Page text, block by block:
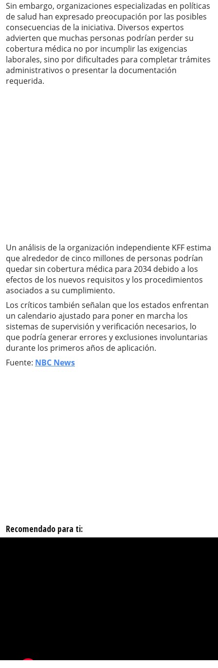
Sin embargo, organizaciones especializadas en políticas
de salud han expresado preocupación por las posibles
consecuencias de la iniciativa. Diversos expertos
advierten que muchas personas podrían perder su
cobertura médica no por incumplir las exigencias
laborales, sino por dificultades para completar trámites
administrativos o presentar la documentación
requerida.
Un análisis de la organización independiente KFF estima
que alrededor de cinco millones de personas podrían
quedar sin cobertura médica para 2034 debido a los
efectos de los nuevos requisitos y los procedimientos
asociados a su cumplimiento.
Los críticos también señalan que los estados enfrentan
un calendario ajustado para poner en marcha los
sistemas de supervisión y verificación necesarios, lo
que podría generar errores y exclusiones involuntarias
durante los primeros años de aplicación.
Fuente: NBC News
Recomendado para ti: